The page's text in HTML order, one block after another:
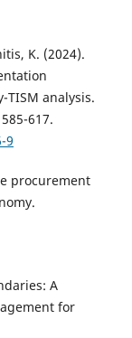
K. (2024).
analysis.
617.
9
procurement
A
for